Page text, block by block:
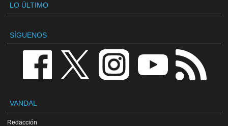
LO ÚLTIMO
SÍGUENOS
VANDAL
Redacción